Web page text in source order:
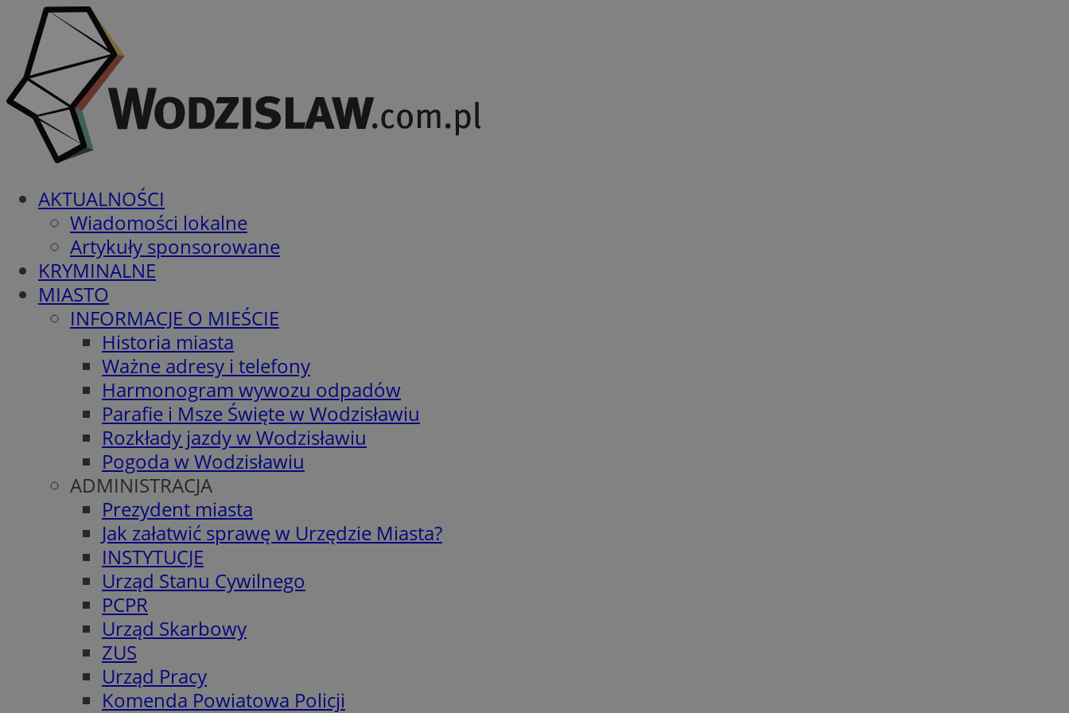
AKTUALNOŚCI
Wiadomości lokalne
Artykuły sponsorowane
KRYMINALNE
MIASTO
INFORMACJE O MIEŚCIE
Historia miasta
Ważne adresy i telefony
Harmonogram wywozu odpadów
Parafie i Msze Święte w Wodzisławiu
Rozkłady jazdy w Wodzisławiu
Pogoda w Wodzisławiu
ADMINISTRACJA
Prezydent miasta
Jak załatwić sprawę w Urzędzie Miasta?
INSTYTUCJE
Urząd Stanu Cywilnego
PCPR
Urząd Skarbowy
ZUS
Urząd Pracy
Komenda Powiatowa Policji